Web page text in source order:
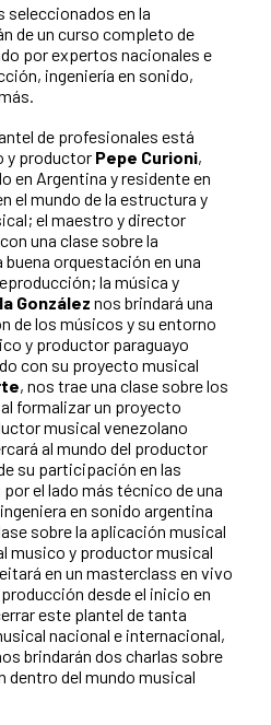
seleccionados en la
de un curso completo de
por expertos nacionales e
ingeniería en sonido,
de profesionales está
y productor Pepe Curioni,
en Argentina y residente en
el mundo de la estructura y
el maestro y director
con una clase sobre la
orquestación en una
la música y
González nos brindará una
de los músicos y su entorno
y productor paraguayo
con su proyecto musical
, nos trae una clase sobre los
formalizar un proyecto
musical venezolano
al mundo del productor
su participación en las
el lado más técnico de una
en sonido argentina
sobre la aplicación musical
musico y productor musical
en un masterclass en vivo
desde el inicio en
este plantel de tanta
nacional e internacional,
brindarán dos charlas sobre
del mundo musical